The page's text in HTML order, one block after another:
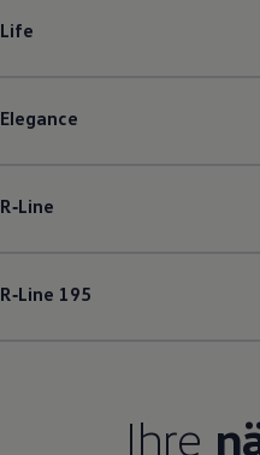
Volkswagen
Life
Elegance
R‑Line
R‑Line 195
Ihre